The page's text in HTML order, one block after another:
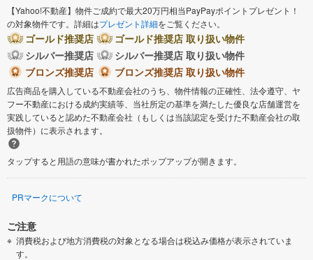
【Yahoo!不動産】物件ご成約で最大20万円相当PayPayポイントプレゼント！
の対象物件です。詳細はプレゼント詳細をご覧ください。
ゴールド推奨店
ゴールド推奨店 取り扱い物件
シルバー推奨店
シルバー推奨店 取り扱い物件
ブロンズ推奨店
ブロンズ推奨店 取り扱い物件
広告商品を購入している不動産会社のうち、物件情報の正確性、法令遵守、ヤ
フー不動産における成約実績等、当社所定の基準を満たした優良な店舗運営を
実践していると認めた不動産会社（もしくは当該認定を受けた不動産会社の取
扱物件）に表示されます。
タップすると用語の意味が書かれたポップアップが開きます。
PRマークについて
ご注意
消費税および地方消費税の対象となる場合は税込み価格が表示されていま
す。